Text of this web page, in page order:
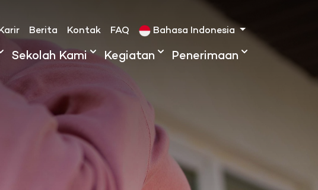
Berita Kontak FAQ Bahasa Indonesia
Sekolah Kami Kegiatan Penerimaan